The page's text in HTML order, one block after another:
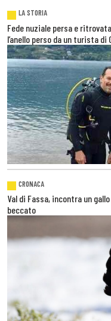
LA STORIA
Fede nuziale persa e
l’anello perso da un turista di
CRONACA
Val di Fassa, incontra un
beccato